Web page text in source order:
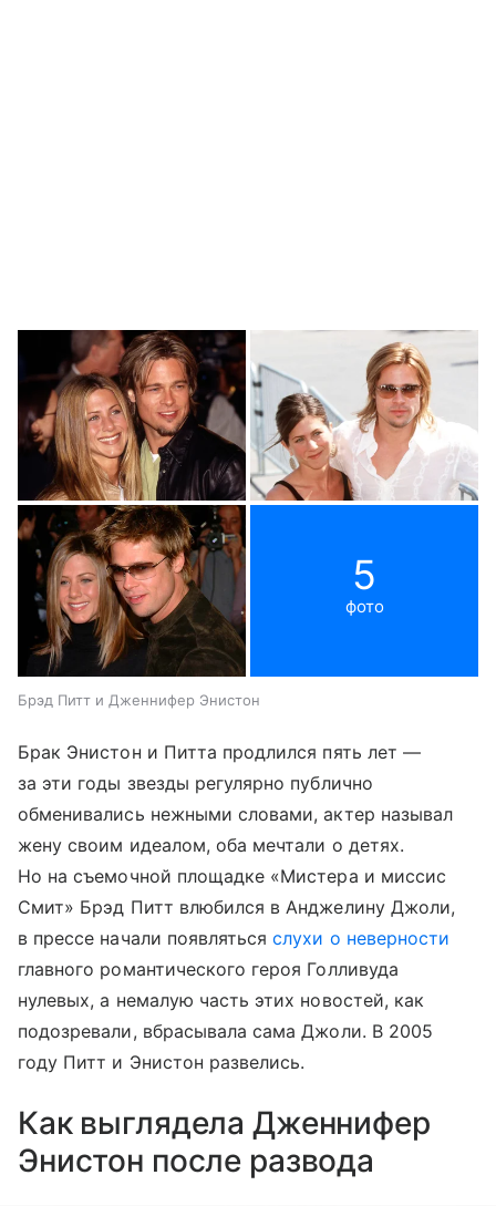
5
фото
Брэд Питт и Дженнифер Энистон
Брак Энистон и Питта продлился пять лет —
за эти годы звезды регулярно публично
обменивались нежными словами, актер называл
жену своим идеалом, оба мечтали о детях.
Но на съемочной площадке «Мистера и миссис
Смит» Брэд Питт влюбился в Анджелину Джоли,
в прессе начали появлятьсяслухи о неверности
главного романтического героя Голливуда
нулевых, а немалую часть этих новостей, как
подозревали, вбрасывала сама Джоли. В 2005
году Питт и Энистон развелись.
Как выглядела Дженнифер
Энистон после развода